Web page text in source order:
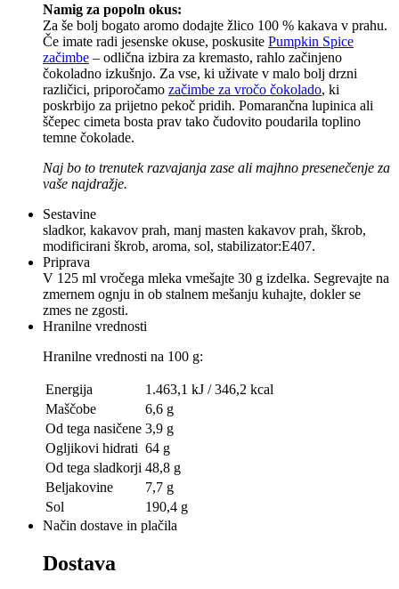
Namig za popoln okus:
Za še bolj bogato aromo dodajte žlico 100 % kakava v prahu.
Če imate radi jesenske okuse, poskusite Pumpkin Spice
začimbe – odlična izbira za kremasto, rahlo začinjeno
čokoladno izkušnjo. Za vse, ki uživate v malo bolj drzni
različici, priporočamo začimbe za vročo čokolado, ki
poskrbijo za prijetno pekoč pridih. Pomarančna lupinica ali
ščepec cimeta bosta prav tako čudovito poudarila toplino
temne čokolade.
Naj bo to trenutek razvajanja zase ali majhno presenečenje za
vaše najdražje.
Sestavine
sladkor, kakavov prah, manj masten kakavov prah, škrob,
modificirani škrob, aroma, sol, stabilizator:E407.
Priprava
V 125 ml vročega mleka vmešajte 30 g izdelka. Segrevajte na
zmernem ognju in ob stalnem mešanju kuhajte, dokler se
zmes ne zgosti.
Hranilne vrednosti
Hranilne vrednosti na 100 g:
Energija
1.463,1 kJ / 346,2 kcal
Maščobe
6,6 g
Od tega nasičene 3,9 g
Ogljikovi hidrati 64 g
Od tega sladkorji 48,8 g
Beljakovine
7,7 g
Sol
190,4 g
Način dostave in plačila
Dostava